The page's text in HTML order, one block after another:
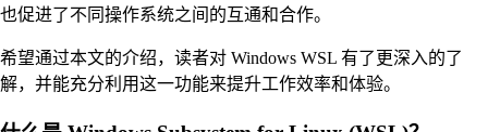
也促进了不同操作系统之间的互通和合作。
希望通过本文的介绍，读者对 Windows WSL 有了更深入的了
解，并能充分利用这一功能来提升工作效率和体验。